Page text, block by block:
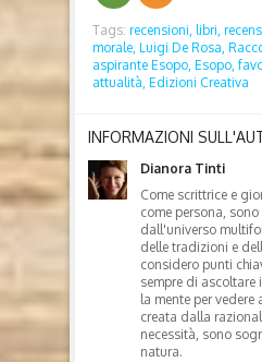
Tags: recensioni, libri,
morale, Luigi De Rosa,
aspirante Esopo, Esopo,
attualità, Edizioni Creativa
INFORMAZIONI
Dianora Tinti
Come scrittrice e
come persona,
dall'universo
delle tradizioni e
considero punti
sempre di ascoltare
la mente per
creata dalla
necessità, sono
natura.